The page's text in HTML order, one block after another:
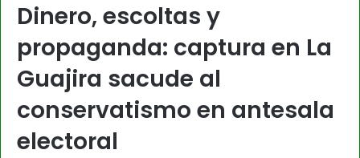
Dinero, escoltas y
propaganda: captura en La
Guajira sacude al
conservatismo en antesala
electoral